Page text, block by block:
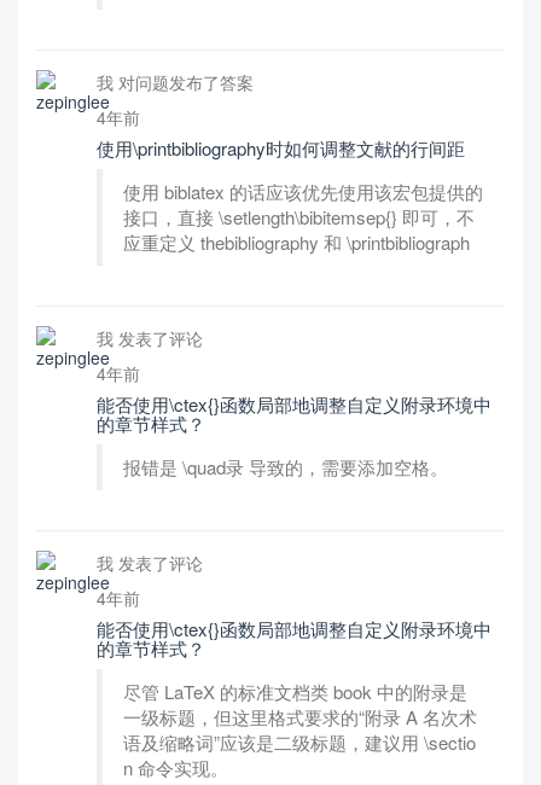
我 对问题发布了答案
4年前
使用\printbibliography时如何调整文献的行间距
使用 biblatex 的话应该优先使用该宏包提供的
接口，直接 \setlength\bibitemsep{} 即可，不
应重定义 thebibliography 和 \printbibliograph
我 发表了评论
4年前
能否使用\ctex{}函数局部地调整自定义附录环境中
的章节样式？
报错是 \quad录 导致的，需要添加空格。
我 发表了评论
4年前
能否使用\ctex{}函数局部地调整自定义附录环境中
的章节样式？
尽管 LaTeX 的标准文档类 book 中的附录是
一级标题，但这里格式要求的“附录 A 名次术
语及缩略词”应该是二级标题，建议用 \sectio
n 命令实现。